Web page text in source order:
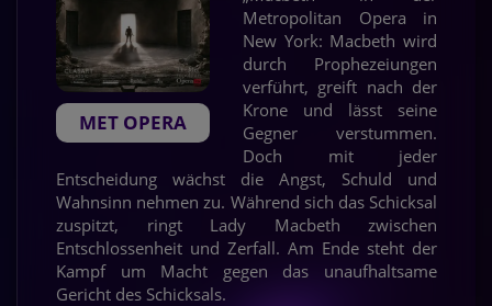
MET OPERA
Metropolitan Opera in
New York: Macbeth wird
durch Prophezeiungen
verführt, greift nach der
Krone und lässt seine
Gegner verstummen.
Doch mit jeder
Entscheidung wächst die Angst, Schuld und
Wahnsinn nehmen zu. Während sich das Schicksal
zuspitzt, ringt Lady Macbeth zwischen
Entschlossenheit und Zerfall. Am Ende steht der
Kampf um Macht gegen das unaufhaltsame
Gericht des Schicksals.